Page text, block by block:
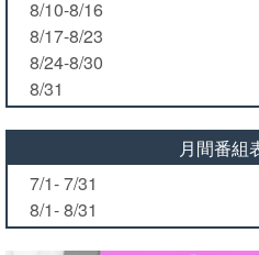
8/10-8/16
8/17-8/23
8/24-8/30
8/31
月間番組
7/1- 7/31
8/1- 8/31